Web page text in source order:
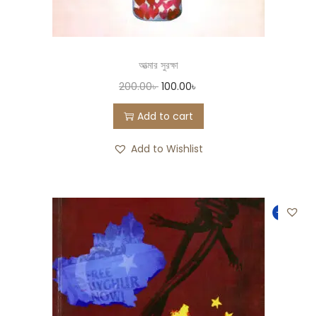
আত্মার সুরক্ষা
200.00৳ 100.00৳
Add to cart
Add to Wishlist
-19%